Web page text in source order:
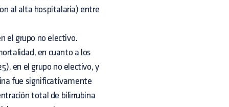
al alta hospitalaria) entre
el grupo no electivo.
en cuanto a los
en el grupo no electivo, y
fue significativamente
total de bilirrubina